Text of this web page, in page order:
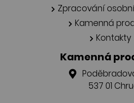
Zpracování
Kamenná
Kontakty
Kamenná
537 01